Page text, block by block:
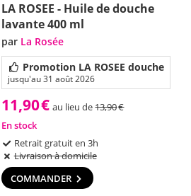
LA ROSEE - Huile de douche
lavante 400 ml
par La Rosée
Promotion LA ROSEE douche
jusqu'au 31 août 2026
11,90€ au lieu de13,90€
En stock
Retrait gratuit en 3h
Livraison à domicile
COMMANDER